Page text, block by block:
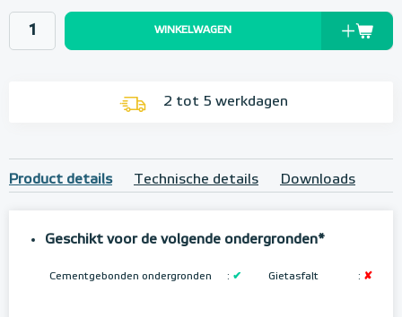
WINKELWAGEN
2 tot 5 werkdagen
Product details Technische details Downloads
Geschikt voor de volgende ondergronden*
Cementgebonden ondergronden : ✔ Gietasfalt : ✘